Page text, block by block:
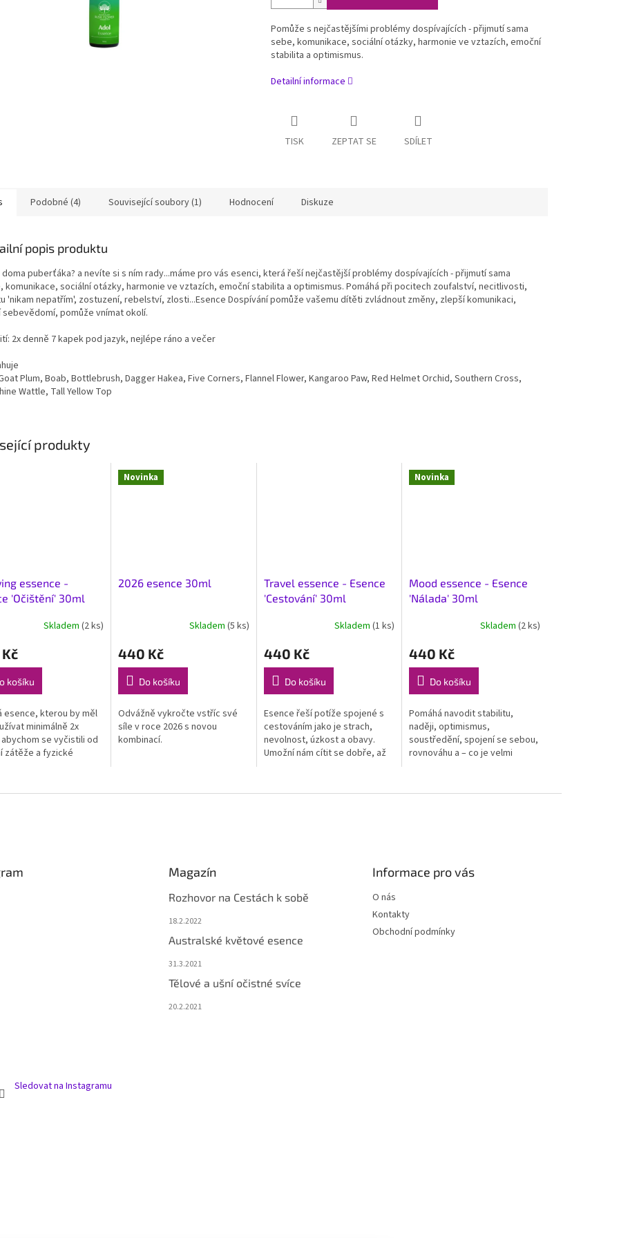
Pomůže s nejčastějšími problémy dospívajících - přijmutí sama
sebe, komunikace, sociální otázky, harmonie ve vztazích, emoční
stabilita a optimismus.
Detailní informace
TISK ZEPTAT SE SDÍLET
produkty
essence -
'Očištění' 30ml
Skladem (2 ks)
košíku
esence, kterou by měl
minimálně 2x
se vyčistili od
zátěže a fyzické
Novinka
2026 esence 30ml
Skladem (5 ks)
440 Kč
Do košíku
Odvážně vykročte vstříc své
síle v roce 2026 s novou
kombinací.
Travel essence - Esence
'Cestování' 30ml
Skladem(1 ks)
440 Kč
Do košíku
Esence řeší potíže spojené s
cestováním jako je strach,
nevolnost, úzkost a obavy.
Umožní nám cítit se dobře, až
prostředkem.
Novinka
Mood essence - Esence
'Nálada' 30ml
Skladem (2 ks)
440 Kč
Do košíku
Pomáhá navodit stabilitu,
naději, optimismus,
soustředění, spojení se sebou,
rovnováhu a – co je velmi
Podobné (4) Související soubory (1) Hodnocení Diskuze
popis produktu
puberťáka? a nevíte si s ním rady...máme pro vás esenci, která řešínejčastější problémy dospívajících - přijmutí sama
komunikace, sociální otázky, harmonie ve vztazích, emoční stabilita a optimismus. Pomáhá při pocitech zoufalství, necitlivosti,
'nikam nepatřím', zostuzení, rebelství, zlosti...Esence Dospívání pomůže vašemu dítěti zvládnout změny, zlepší komunikaci,
sebevědomí, pomůže vnímat okolí.
2x denně 7 kapek pod jazyk, nejlépe ráno a večer
Plum, Boab, Bottlebrush, Dagger Hakea, Five Corners, Flannel Flower, Kangaroo Paw, Red Helmet Orchid, Southern Cross,
Wattle, Tall Yellow Top
Sledovat na Instagramu
Magazín
Rozhovor na Cestách k sobě
18.2.2022
Australské květové esence
31.3.2021
Tělové a ušní očistné svíce
20.2.2021
Informace pro vás
O nás
Kontakty
Obchodní podmínky